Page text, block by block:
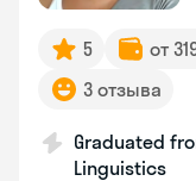
5 от
3 отзыва
Graduated
Linguistics